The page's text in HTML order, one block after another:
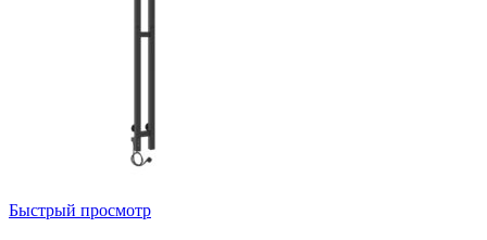
Быстрый просмотр